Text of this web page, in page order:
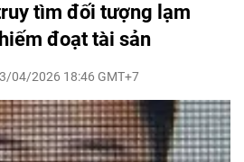
tìm đối tượng lạm
đoạt tài sản
04/2026 18:46 GMT+7